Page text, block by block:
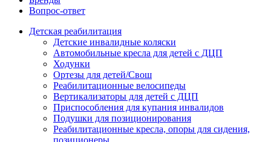
Вопрос-ответ
Детская реабилитация
Детские инвалидные коляски
Автомобильные кресла для детей с ДЦП
Ходунки
Ортезы для детей/Свош
Реабилитационные велосипеды
Вертикализаторы для детей с ДЦП
Приспособления для купания инвалидов
Подушки для позиционирования
Реабилитационные кресла, опоры для сидения,
позиционеры